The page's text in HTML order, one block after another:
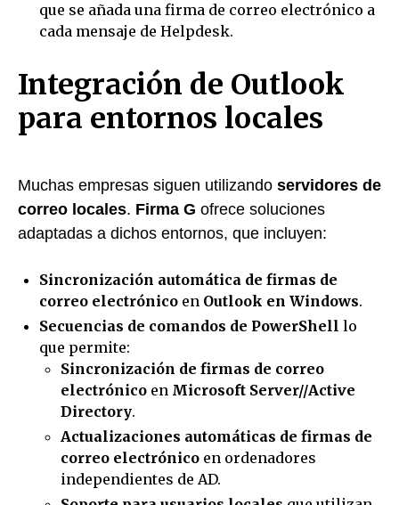
que se añada una firma de correo electrónico a
cada mensaje de Helpdesk.
Integración de Outlook
para entornos locales
Muchas empresas siguen utilizando servidores de
correo locales. Firma G ofrece soluciones
adaptadas a dichos entornos, que incluyen:
Sincronización automática de firmas de
correo electrónico en Outlook en Windows.
Secuencias de comandos de PowerShell lo
que permite:
Sincronización de firmas de correo
electrónico en Microsoft Server//Active
Directory.
Actualizaciones automáticas de firmas de
correo electrónico en ordenadores
independientes de AD.